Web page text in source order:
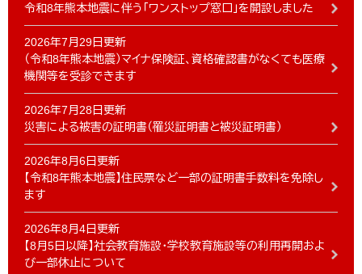
令和8年熊本地震に伴う「ワンストップ窓口」を開設しました
2026年7月29日更新
（令和8年熊本地震）マイナ保険証、資格確認書がなくても医療
機関等を受診できます
2026年7月28日更新
災害による被害の証明書（罹災証明書と被災証明書）
2026年8月6日更新
【令和8年熊本地震】住民票など一部の証明書手数料を免除し
ます
2026年8月4日更新
【8月5日以降】社会教育施設・学校教育施設等の利用再開およ
び一部休止について